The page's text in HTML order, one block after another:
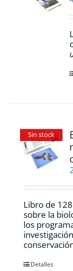
Sin stock
Libro de
sobre la
los
Detalles